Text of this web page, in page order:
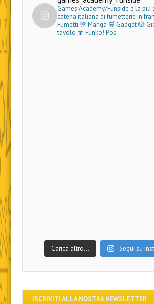
Games Academy/Funside è la più
catena italiana di fumetterie in
Fumetti 🎌 Manga 🛒 Gadget🎲
tavolo 🍄 Funko! Pop
Carica altro… Segui su
ISCRIVITI ALLA NOSTRA NEWSLETTER